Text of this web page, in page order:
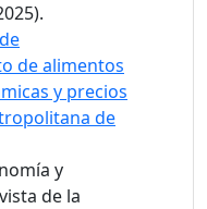
de alimentos
y precios
de
y
de la